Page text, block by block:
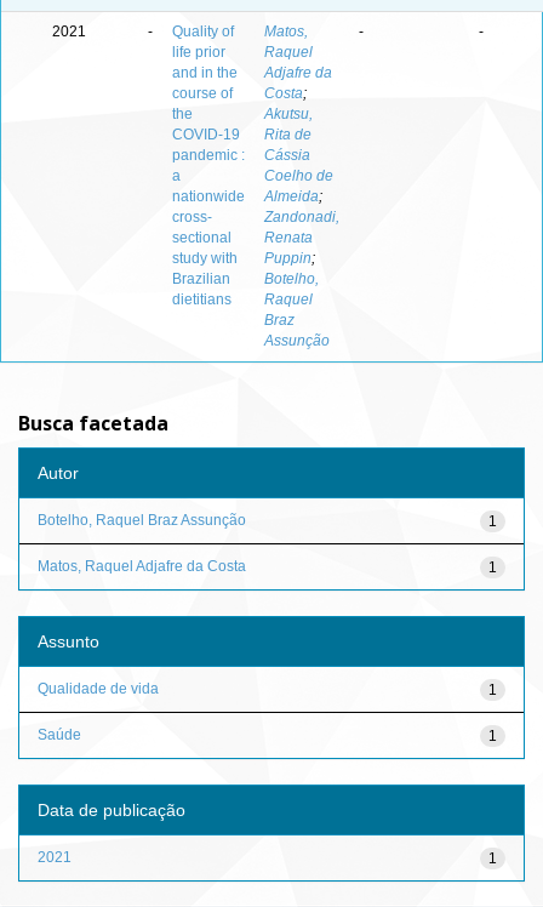
2021 -
Quality of
life prior
and in the
course of
the
COVID-19
pandemic :
a
nationwide
cross-
sectional
study with
Brazilian
dietitians
Matos,
Raquel
Adjafre da
Costa;
Akutsu,
Rita de
Cássia
Coelho de
Almeida;
Zandonadi,
Renata
Puppin;
Botelho,
Raquel
Braz
Assunção
- -
Busca facetada
Autor
1
Botelho, Raquel Braz Assunção
1
Matos, Raquel Adjafre da Costa
Assunto
1
Qualidade de vida
1
Saúde
Data de publicação
1
2021